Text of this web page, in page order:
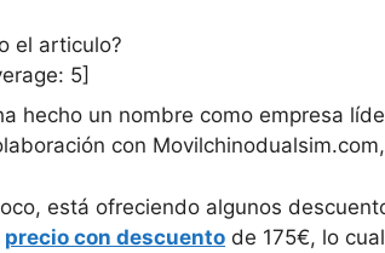
el articulo?
5]
hecho un nombre como empresa
con
está ofreciendo algunos
precio con descuento de 175€, lo